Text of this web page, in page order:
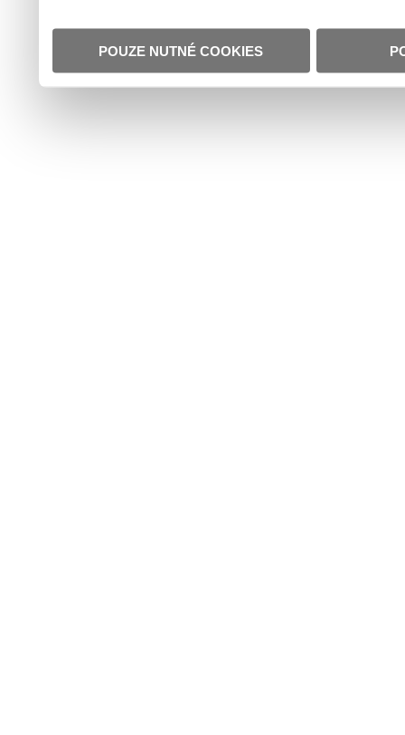
POUZE NUTNÉ COOKIES